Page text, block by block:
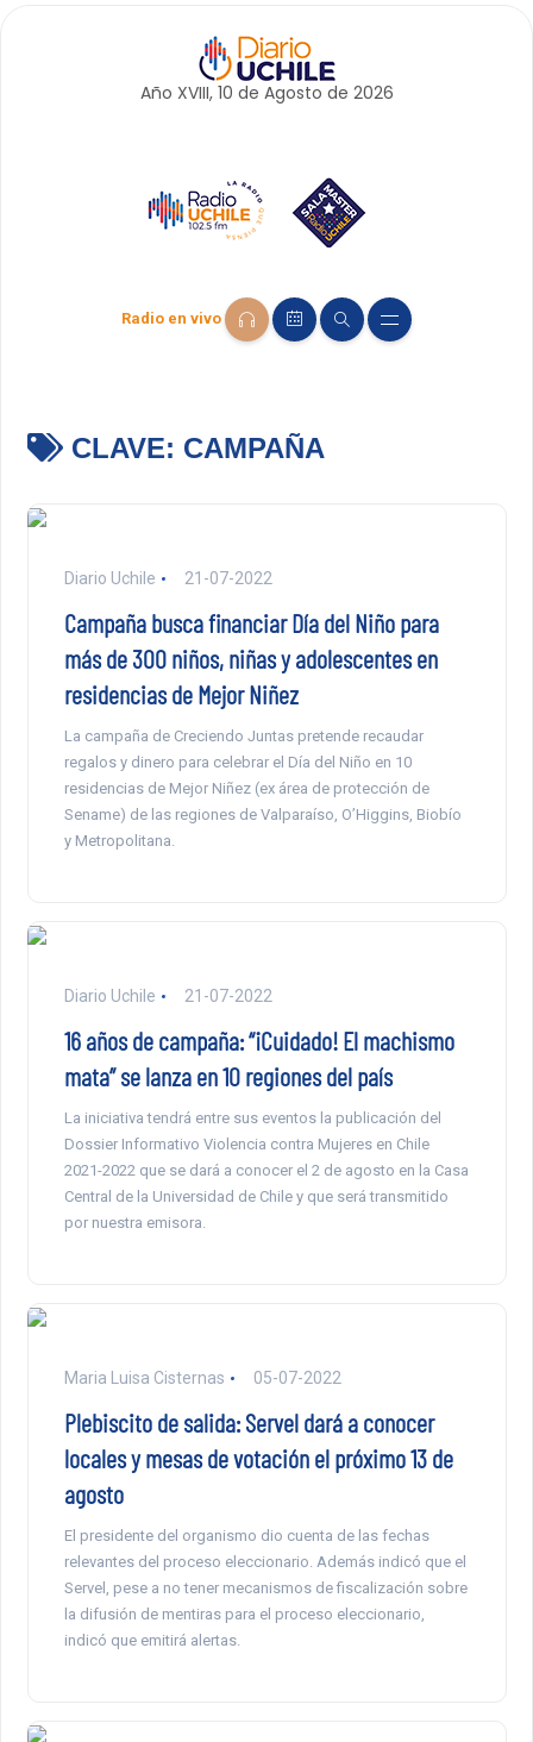
Año XVIII, 10 de Agosto de 2026
Radio en vivo
CLAVE: CAMPAÑA
Diario Uchile 21-07-2022
Campaña busca financiar Día del Niño para
más de 300 niños, niñas y adolescentes en
residencias de Mejor Niñez
La campaña de Creciendo Juntas pretende recaudar
regalos y dinero para celebrar el Día del Niño en 10
residencias de Mejor Niñez (ex área de protección de
Sename) de las regiones de Valparaíso, O’Higgins, Biobío
y Metropolitana.
Diario Uchile 21-07-2022
16 años de campaña: “¡Cuidado! El machismo
mata” se lanza en 10 regiones del país
La iniciativa tendrá entre sus eventos la publicación del
Dossier Informativo Violencia contra Mujeres en Chile
2021-2022 que se dará a conocer el 2 de agosto en la Casa
Central de la Universidad de Chile y que será transmitido
por nuestra emisora.
Maria Luisa Cisternas 05-07-2022
Plebiscito de salida: Servel dará a conocer
locales y mesas de votación el próximo 13 de
agosto
El presidente del organismo dio cuenta de las fechas
relevantes del proceso eleccionario. Además indicó que el
Servel, pese a no tener mecanismos de fiscalización sobre
la difusión de mentiras para el proceso eleccionario,
indicó que emitirá alertas.